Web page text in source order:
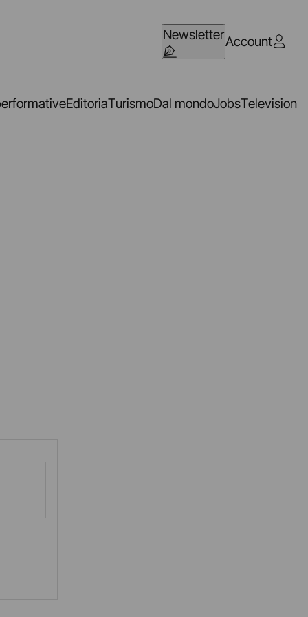
NewsletterAccount
EditoriaTurismoDal mondoJobsTelevision